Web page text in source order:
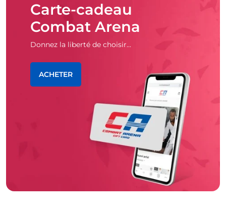
Carte-cadeau
Combat Arena
Donnez la liberté de choisir...
ACHETER